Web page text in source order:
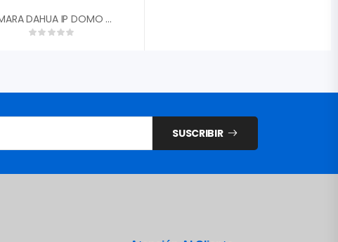
CAMARA DAHUA IP DOMO METALICO 2MP 30FPS 2,8MM FOV 110░ IP67 IK10 IR 30M DWDR H.265 2 IVS POE SLOT MICRO SD HASTA 256GB DH-IPC-HDBW2230EN-S-0280B-S2
SUSCRIBIR